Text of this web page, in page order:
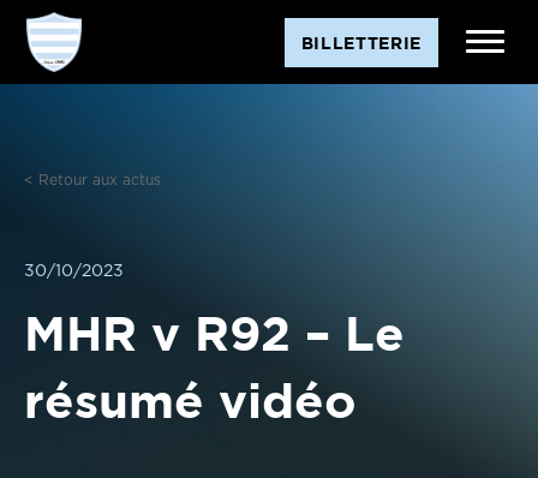
Aller
contenu
BILLETTERIE
< Retour aux actus
30/10/2023
MHR v R92 – Le
résumé vidéo